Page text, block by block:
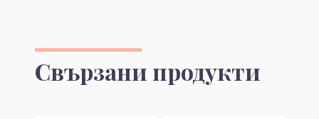
Свързани продукти